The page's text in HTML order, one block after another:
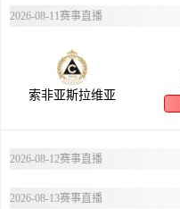
2026-08-11赛事直播
索非亚斯拉维亚
2026-08-12赛事直播
2026-08-13赛事直播